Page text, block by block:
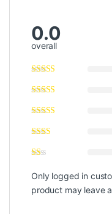
0.0
overall
Only logged in
product may leave